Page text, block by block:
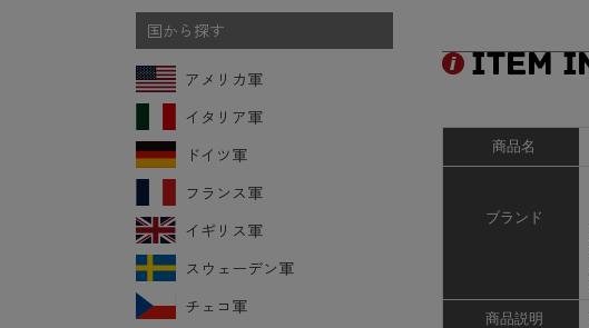
商品名
ブランド
商品説明
国から探す
アメリカ軍
イタリア軍
ドイツ軍
フランス軍
イギリス軍
スウェーデン軍
チェコ軍